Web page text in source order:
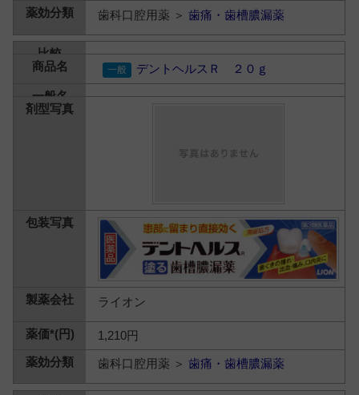
歯科口腔用薬 ＞歯痛・歯槽膿漏薬
デントヘルスＲ ２０ｇ
ライオン
1,210円
歯科口腔用薬 ＞歯痛・歯槽膿漏薬